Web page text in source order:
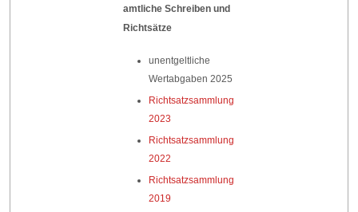
amtliche Schreiben und
Richtsätze
unentgeltliche
Wertabgaben 2025
Richtsatzsammlung
2023
Richtsatzsammlung
2022
Richtsatzsammlung
2019